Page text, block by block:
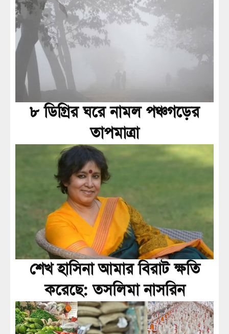
৮ ডিগ্রির ঘরে নামল পঞ্চগড়ের
তাপমাত্রা
শেখ হাসিনা আমার বিরাট ক্ষতি
করেছে: তসলিমা নাসরিন